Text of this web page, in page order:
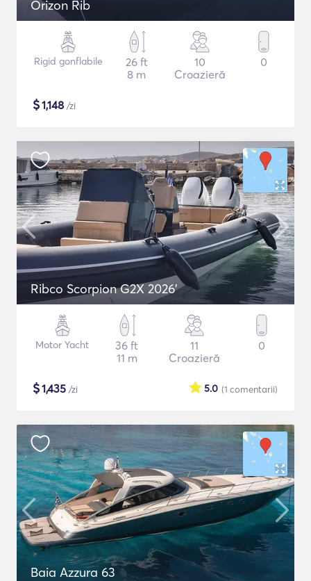
Orizon Rib
Rigid gonflabile
26 ft
8 m
10
Croazieră
0
$1,148 /zi
Ribco Scorpion G2X 2026'
Motor Yacht
36 ft
11 m
11
Croazieră
0
$1,435 /zi (1 comentarii)
5.0
Baia Azzura 63